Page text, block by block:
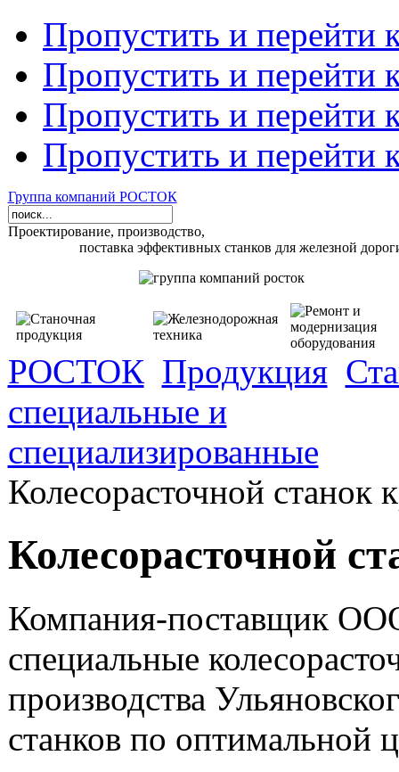
Пропустить и перейти
Пропустить и перейти
Пропустить и перейти
Пропустить и перейти
Группа компаний РОСТОК
Проектирование, производство,
поставка эффективных станков для железной
РОСТОК Продукция
специальные и
специализированные
Колесорасточной станок
Колесорасточной
Компания-поставщик
специальные
производства
станков по оптимальной